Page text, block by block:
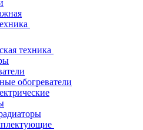
техника
обогреватели